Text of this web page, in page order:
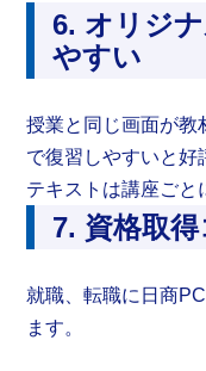
6. オリジ
やすい
授業と同じ画面が教
で復習しやすいと好
テキストは講座ごと
7. 資格取
就職、転職に日商
ます。